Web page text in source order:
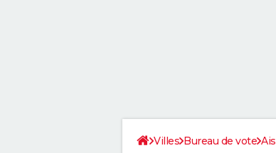
Villes Bureau de vote